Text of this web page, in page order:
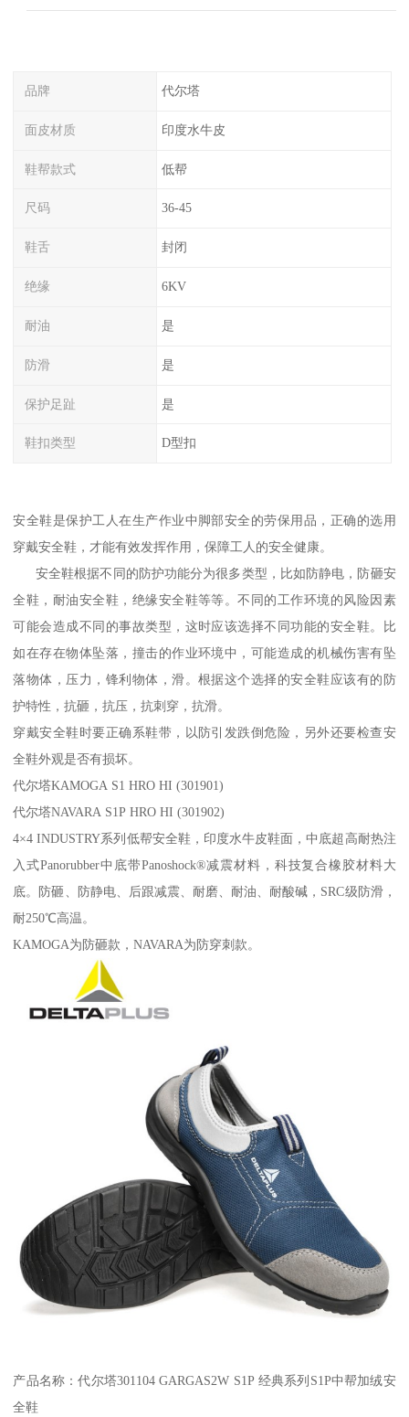
品牌 代尔塔
面皮材质 印度水牛皮
鞋帮款式 低帮
尺码 36-45
鞋舌 封闭
绝缘 6KV
耐油 是
防滑 是
保护足趾 是
鞋扣类型 D型扣
安全鞋是保护工人在生产作业中脚部安全的劳保用品，正确的选用
穿戴安全鞋，才能有效发挥作用，保障工人的安全健康。
安全鞋根据不同的防护功能分为很多类型，比如防静电，防砸安
全鞋，耐油安全鞋，绝缘安全鞋等等。不同的工作环境的风险因素
可能会造成不同的事故类型，这时应该选择不同功能的安全鞋。比
如在存在物体坠落，撞击的作业环境中，可能造成的机械伤害有坠
落物体，压力，锋利物体，滑。根据这个选择的安全鞋应该有的防
护特性，抗砸，抗压，抗刺穿，抗滑。
穿戴安全鞋时要正确系鞋带，以防引发跌倒危险，另外还要检查安
全鞋外观是否有损坏。
代尔塔KAMOGA S1 HRO HI (301901)
代尔塔NAVARA S1P HRO HI (301902)
4×4 INDUSTRY系列低帮安全鞋，印度水牛皮鞋面，中底超高耐热注
入式Panorubber中底带Panoshock®减震材料，科技复合橡胶材料大
底。防砸、防静电、后跟减震、耐磨、耐油、耐酸碱，SRC级防滑，
耐250℃高温。
KAMOGA为防砸款，NAVARA为防穿刺款。
产品名称：代尔塔301104 GARGAS2W S1P 经典系列S1P中帮加绒安
全鞋